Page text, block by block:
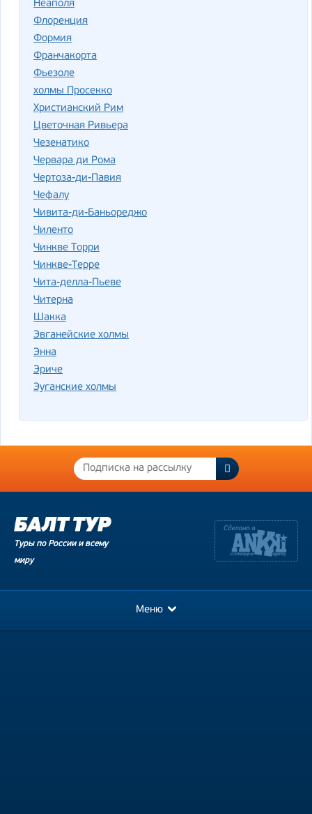
Неаполя
Флоренция
Формия
Франчакорта
Фьезоле
холмы Просекко
Христианский Рим
Цветочная Ривьера
Чезенатико
Червара ди Рома
Чертоза-ди-Павия
Чефалу
Чивита-ди-Баньореджо
Чиленто
Чинкве Торри
Чинкве-Терре
Чита-делла-Пьеве
Читерна
Шакка
Эвганейские холмы
Энна
Эриче
Эуганские холмы
Туры по России и всему
миру
Меню